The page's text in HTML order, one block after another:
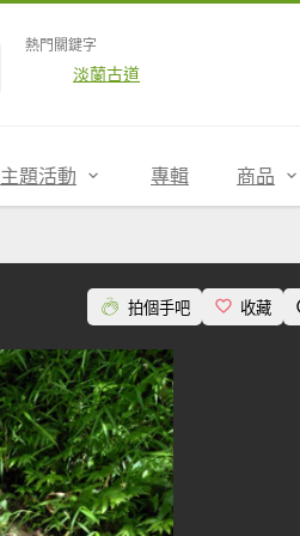
熱門關鍵字
淡蘭古道
主題活動 專輯 商品
拍個手吧 收藏